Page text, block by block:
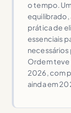
o tempo.
equilibrado,
prática de
essenciais
necessários
Ordem teve
2026, com
ainda em